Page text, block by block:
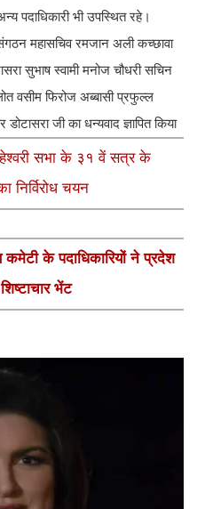
पदाधिकारी भी उपस्थित रहे।
महासचिव रमजान अली कच्छावा
सुभाष स्वामी मनोज चौधरी सचिन
वसीम फिरोज अब्बासी प्रफुल्ल
जी का धन्यवाद ज्ञापित किया
सभा के ३१ वें सत्र के
निर्विरोध चयन
के पदाधिकारियों ने प्रदेश
भेंट